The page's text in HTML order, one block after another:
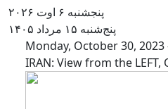
پنجشنبه ۶ اوت ۲۰۲۶
پنج‌شنبه ۱۵ مرداد ۱۴۰۵
IRAN: View
Monday, October 30, 2023
IRAN: View from the